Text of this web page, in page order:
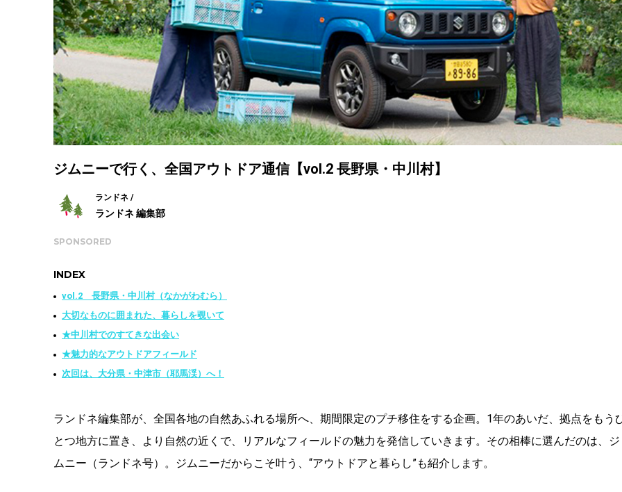
ジムニーで行く、全国アウトドア通信【vol.2 長野県・中川村】
ランドネ /
ランドネ 編集部
SPONSORED
INDEX
vol.2 長野県・中川村（なかがわむら）
大切なものに囲まれた、暮らしを覗いて
★中川村でのすてきな出会い
★魅力的なアウトドアフィールド
次回は、大分県・中津市（耶馬渓）へ！
ランドネ編集部が、全国各地の自然あふれる場所へ、期間限定のプチ移住をする企画。1年のあいだ、拠点をもう
とつ地方に置き、より自然の近くで、リアルなフィールドの魅力を発信していきます。その相棒に選んだのは、ジ
ムニー（ランドネ号）。ジムニーだからこそ叶う、“アウトドアと暮らし”も紹介します。